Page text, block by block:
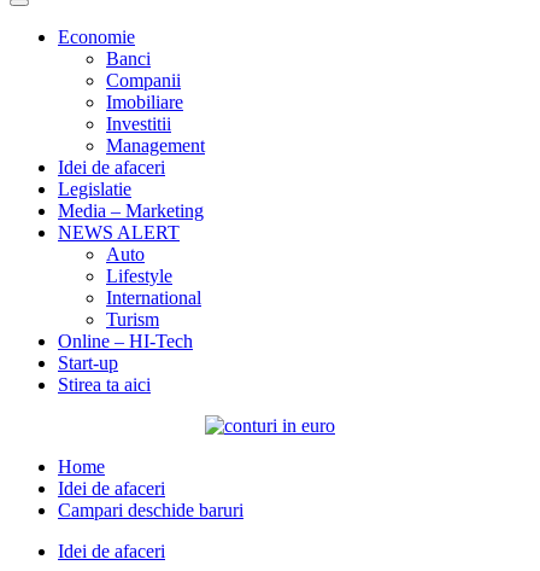
Primary
Economie
Banci
Companii
Imobiliare
Investitii
Management
Idei de afaceri
Legislatie
Media – Marketing
NEWS ALERT
Auto
Lifestyle
International
Turism
Online – HI-Tech
Start-up
Stirea ta aici
Home
Idei de afaceri
Campari deschide baruri
Idei de afaceri